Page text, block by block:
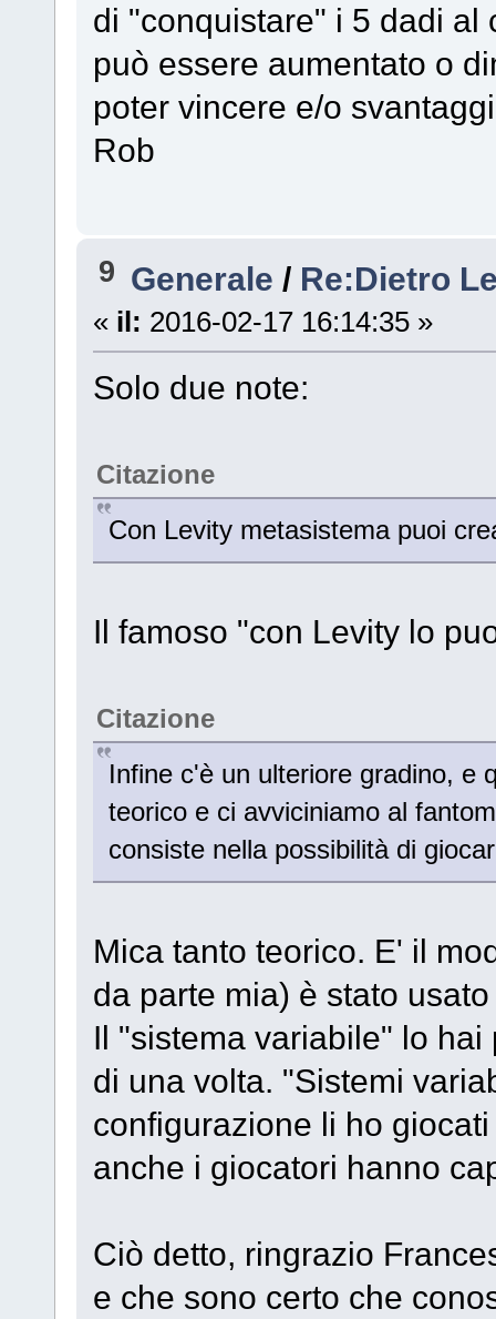
di "conquistare" i 5 dadi al
può essere aumentato o
poter vincere e/o
Rob
9 Generale / Re:Dietro
« il: 2016-02-17 16:14:35 »
Solo due note:
Citazione
Con Levity metasistema puoi
Il famoso "con Levity lo
Citazione
Infine c'è un ulteriore gradino, e
teorico e ci avviciniamo al
consiste nella possibilità di
Mica tanto teorico. E' il
da parte mia) è stato
Il "sistema variabile" lo
di una volta. "Sistemi
configurazione li ho
anche i giocatori hanno
Ciò detto, ringrazio
e che sono certo che